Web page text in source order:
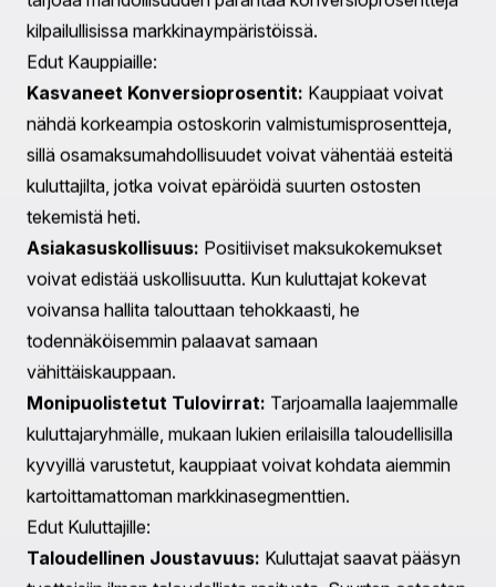
Vuonna 2021 Shop Pay Asennusten alunperäinen
lanseeraus Yhdysvalloissa merkitsi käännekohtaa
yritykselle, lanseeratessaan BNPL-mallia, joka on
erityisesti suunniteltu mukavuuden ja edullisuuden
huomioon ottamiseksi.
itsensä maksuisovellusten innovaatioiden eturintamaan,
vaikuttaen siihen, kuinka kuluttajat ja yritykset
Shop Pay Asennusten laajentuminen Kanadaan tuo
mukanaan monia seurauksia sekä kauppiaille että
kuluttajille. Kauppiaille, erityisesti pienille ja
keskikokoisille yrityksille (PK-yritykset), tämä palvelu
tarjoaa mahdollisuuden parantaa konversioprosentteja
kilpailullisissa markkinaympäristöissä.
Kasvaneet Konversioprosentit:
nähdä korkeampia ostoskorin valmistumisprosentteja,